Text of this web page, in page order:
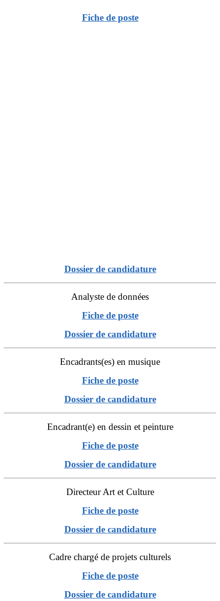
Fiche de poste
Dossier de candidature
Analyste de données
Fiche de poste
Dossier de candidature
Encadrants(es) en musique
Fiche de poste
Dossier de candidature
Encadrant(e) en dessin et peinture
Fiche de poste
Dossier de candidature
Directeur Art et Culture
Fiche de poste
Dossier de candidature
Cadre chargé de projets culturels
Fiche de poste
Dossier de candidature